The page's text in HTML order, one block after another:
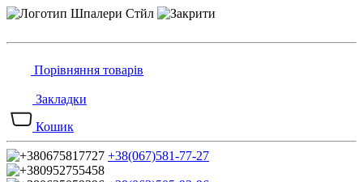
Порівняння товарів
Закладки
Кошик
+38(067)581-77-27